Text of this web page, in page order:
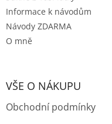
Informace k návodům
Návody ZDARMA
O mně
VŠE O NÁKUPU
Obchodní podmínky